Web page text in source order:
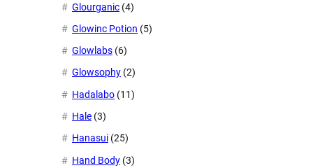
Glourganic (4)
Glowinc Potion (5)
Glowlabs (6)
Glowsophy (2)
Hadalabo (11)
Hale (3)
Hanasui (25)
Hand Body (3)